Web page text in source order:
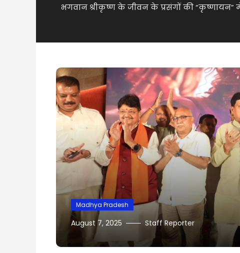
भगवान श्रीकृष्ण के जीवन के प्रसंगों की “कृष्णायन”
Madhya Pradesh
August 7, 2025 Staff Reporter